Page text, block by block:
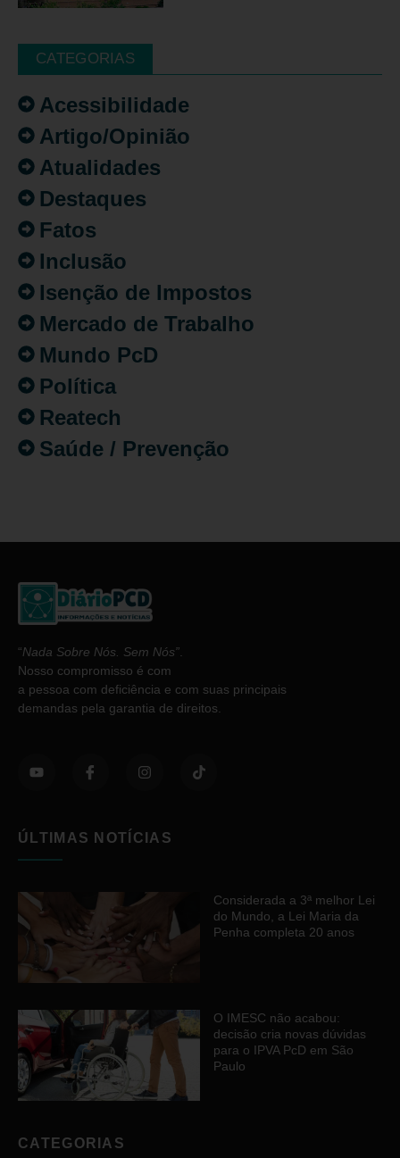
CATEGORIAS
Acessibilidade
Artigo/Opinião
Atualidades
Destaques
Fatos
Inclusão
Isenção de Impostos
Mercado de Trabalho
Mundo PcD
Política
Reatech
Saúde / Prevenção
“Nada Sobre Nós. Sem Nós”
Nosso compromisso é com
a pessoa com deficiência e com suas principais
demandas pela garantia de direitos.
ÚLTIMAS NOTÍCIAS
Considerada a 3ª melhor Lei
do Mundo, a Lei Maria da
Penha completa 20 anos
O IMESC não acabou:
decisão cria novas dúvidas
para o IPVA PcD em São
Paulo
CATEGORIAS